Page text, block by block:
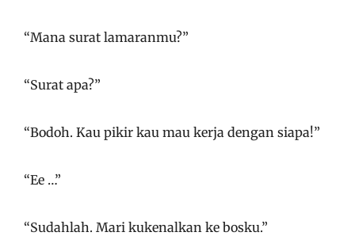
“Mana surat lamaranmu?”
“Surat apa?”
“Bodoh. Kau pikir kau mau kerja dengan siapa!”
“Ee …”
“Sudahlah. Mari kukenalkan ke bosku.”